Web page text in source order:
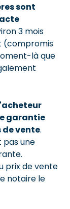
sont
3 mois
(compromis
là que
garantie
vente.
pas une
prix de vente
notaire le